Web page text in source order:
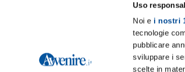
Uso
Noi e i nostri
tecnologie
pubblicare
sviluppare i
scelte in